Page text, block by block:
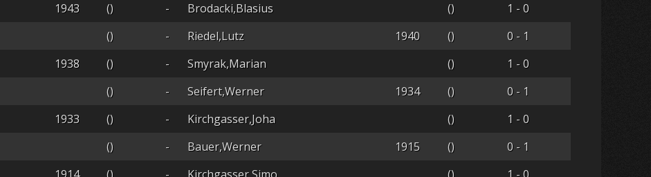
1943 () - Brodacki,Blasius ()
1 - 0
() - Riedel,Lutz 1940 ()
0 - 1
1938 () - Smyrak,Marian ()
1 - 0
() - Seifert,Werner 1934 ()
0 - 1
1933 () - Kirchgasser,Joha ()
1 - 0
() - Bauer,Werner 1915 ()
0 - 1